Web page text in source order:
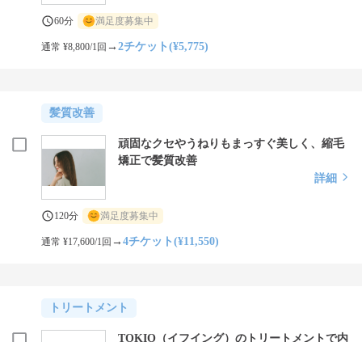
60分 満足度募集中
通常 ¥8,800/1回 →2チケット(¥5,775)
髪質改善
頑固なクセやうねりもまっすぐ美しく、縮毛
矯正で髪質改善
詳細
120分 満足度募集中
通常 ¥17,600/1回 →4チケット(¥11,550)
トリートメント
TOKIO（イフイング）のトリートメントで内